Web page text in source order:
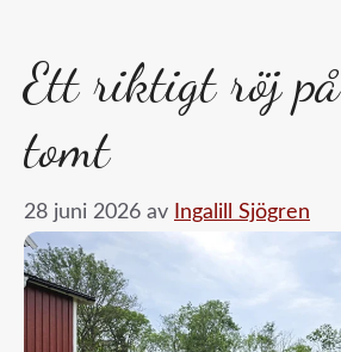
Ett riktigt röj på
tomt
28 juni 2026 av Ingalill Sjögren